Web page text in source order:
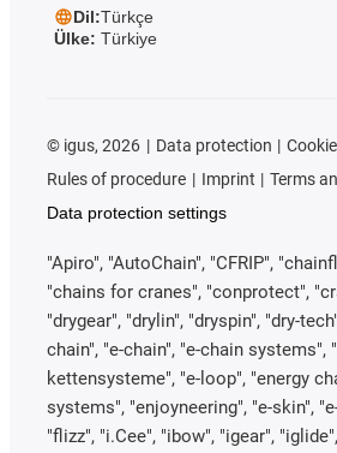
Dil:Türkçe
Ülke: Türkiye
© igus, 2026 Data protection
Rules of procedure
Imprint
Terms
Data protection settings
"Apiro", "AutoChain", "CFRIP",
"chains for cranes", "conprotect",
"drygear", "drylin", "dryspin", "dry-
chain", "e-chain", "e-chain systems",
kettensysteme", "e-loop", "energy
systems", "enjoyneering", "e-skin",
"flizz", "i.Cee", "ibow", "igear",